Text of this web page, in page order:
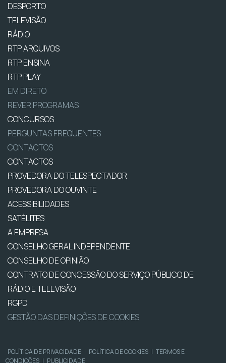
DESPORTO
TELEVISÃO
RÁDIO
RTP ARQUIVOS
RTP ENSINA
RTP PLAY
EM DIRETO
REVER PROGRAMAS
CONCURSOS
PERGUNTAS FREQUENTES
CONTACTOS
CONTACTOS
PROVEDORA DO TELESPECTADOR
PROVEDORA DO OUVINTE
ACESSIBILIDADES
SATÉLITES
A EMPRESA
CONSELHO GERAL INDEPENDENTE
CONSELHO DE OPINIÃO
CONTRATO DE CONCESSÃO DO SERVIÇO PÚBLICO DE
RÁDIO E TELEVISÃO
RGPD
GESTÃO DAS DEFINIÇÕES DE COOKIES
POLÍTICA DE PRIVACIDADE | POLÍTICA DE COOKIES | TERMOS E
CONDIÇÕES | PUBLICIDADE